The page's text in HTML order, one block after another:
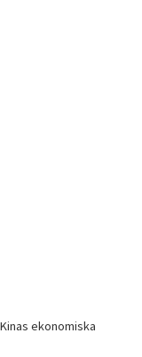
ekonomiska